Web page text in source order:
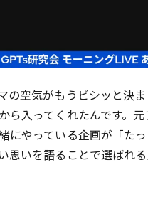
の空気がもうビシッと決
ら入ってくれたんです。
にやっている企画が「た
思いを語ることで選ば